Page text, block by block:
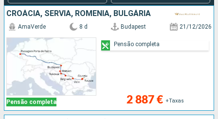
CROÁCIA, SÉRVIA, ROMÊNIA, BULGÁRIA
Pensão completa
AmaVerde 8 d Budapest 21/12/2026
2 887 € +Taxas
Pensão completa